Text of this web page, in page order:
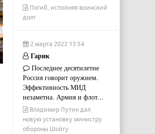
Погиб, исполняя воинский
долг
2 марта 2022 13:54
Гарик
Последнее десятилетие
Россия говорит оружием.
Эффективность МИД
незаметна. Армия и флот...
Владимир Путин дал
новую установку министру
обороны Шойгу